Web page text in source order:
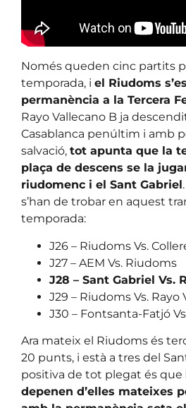
Només queden cinc partits
temporada, i el Riudoms
permanència a la Tercera
Rayo Vallecano B ja
Casablanca penúltim i amb
salvació, tot apunta que la
plaça de descens se la
riudomenc i el Sant Gabriel
s’han de trobar en aquest
temporada:
J26 – Riudoms Vs.
J27 – AEM Vs. Riudoms
J28 – Sant Gabriel Vs.
J29 – Riudoms Vs. Rayo
J30 – Fontsanta-Fatjó
Ara mateix el Riudoms és
20 punts, i està a tres del
positiva de tot plegat és que
depenen d’elles mateixes